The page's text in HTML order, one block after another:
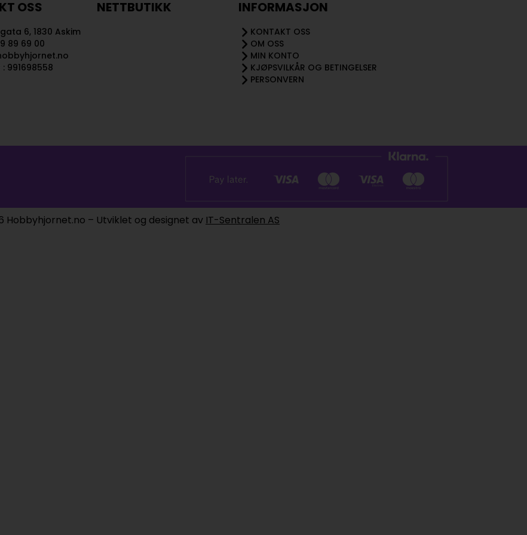
OSS
6, 1830 Askim
89 69 00
: 991698558
NETTBUTIKK INFORMASJON
KONTAKT OSS
OM OSS
MIN KONTO
KJØPSVILKÅR OG BETINGELSER
PERSONVERN
Hobbyhjornet.no – Utviklet og designet av IT-Sentralen AS